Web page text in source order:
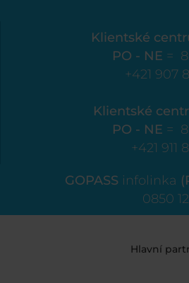
Klientské
PO - NE =
+421 907
Klientské
PO - NE =
+421 911
GOPASS infolinka
0850
Hlavní